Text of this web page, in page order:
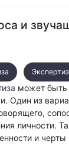
и
может быть
Один из
личности.
и